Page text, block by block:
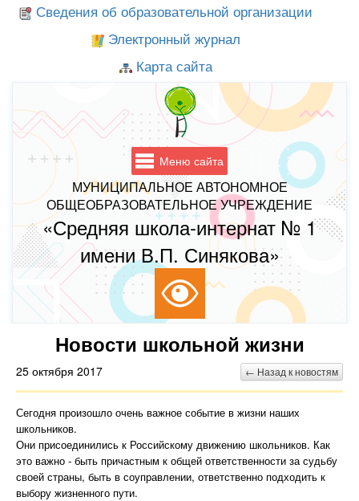
Сведения об образовательной организации
Электронный журнал
Карта сайта
Меню сайта
МУНИЦИПАЛЬНОЕ АВТОНОМНОЕ
ОБЩЕОБРАЗОВАТЕЛЬНОЕ УЧРЕЖДЕНИЕ
«Средняя школа-интернат № 1
имени В.П. Синякова»
Новости школьной жизни
25 октября 2017 ← Назад к новостям
Сегодня произошло очень важное событие в жизни наших
школьников.
Они присоединились к Российскому движению школьников. Как
это важно - быть причастным к общей ответственности за судьбу
своей страны, быть в соуправлении, ответственно подходить к
выбору жизненного пути.